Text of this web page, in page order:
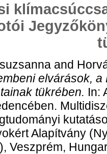
and
elvárások,
tükrében. In:
Alapítvány
Veszprém,